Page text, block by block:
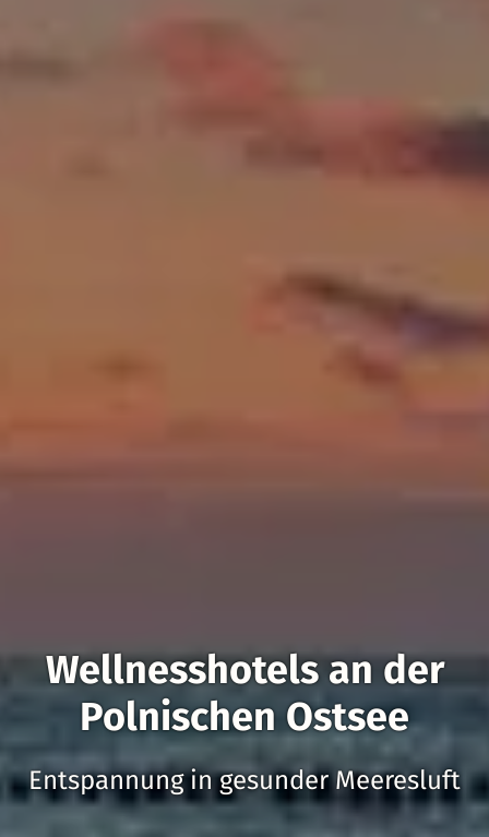
Wellnesshotels an der
Polnischen Ostsee
Entspannung in gesunder Meeresluft